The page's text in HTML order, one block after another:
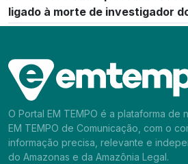
ligado à morte de investigador
O Portal EM TEMPO é a plataforma de
EM TEMPO de Comunicação, com o
informação precisa, relevante e
do Amazonas e da Amazônia Legal.